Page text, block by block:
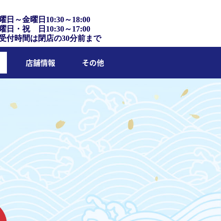
日～金曜日10:30～18:00
日・祝 日10:30～17:00
付時間は閉店の30分前まで
店舗情報 その他